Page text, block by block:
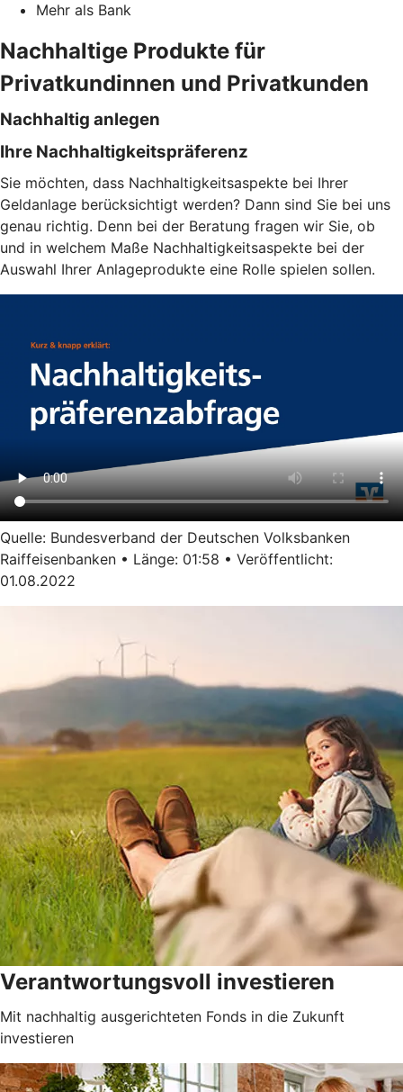
Mehr als Bank
Nachhaltige Produkte für
Privatkundinnen und Privatkunden
Nachhaltig anlegen
Ihre Nachhaltigkeitspräferenz
Sie möchten, dass Nachhaltigkeitsaspekte bei Ihrer
Geldanlage berücksichtigt werden? Dann sind Sie bei uns
genau richtig. Denn bei der Beratung fragen wir Sie, ob
und in welchem Maße Nachhaltigkeitsaspekte bei der
Auswahl Ihrer Anlageprodukte eine Rolle spielen sollen.
Quelle: Bundesverband der Deutschen Volksbanken
Raiffeisenbanken • Länge: 01:58 • Veröffentlicht:
01.08.2022
Verantwortungsvoll investieren
Mit nachhaltig ausgerichteten Fonds in die Zukunft
investieren